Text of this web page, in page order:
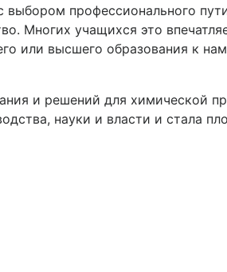
выбором профессионального
Многих учащихся это
или высшего образования к
и решений для химической
науки и власти и стала